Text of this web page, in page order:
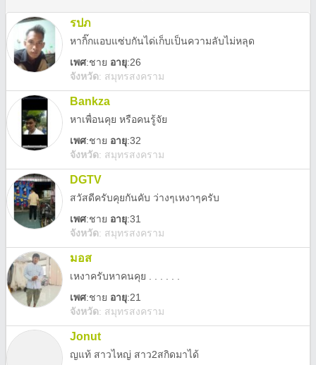
รปภ
หากิ๊กแอบแซ่บกันได่เก็บเป็นความลับไม่หลุด
เพศ:ชาย อายุ:26
จังหวัด: สมุทรสงคราม
Bankza
หาเพื่อนคุย หรือคนรู้จัย
เพศ:ชาย อายุ:32
จังหวัด: สมุทรสงคราม
DGTV
สวัสดีครับคุยกันคับ ว่างๆเหงาๆครับ
เพศ:ชาย อายุ:31
จังหวัด: สมุทรสงคราม
มอส
เหงาครับหาคนคุย . . . . . .
เพศ:ชาย อายุ:21
จังหวัด: สมุทรสงคราม
Jonut
ญแท้ สาวไหญ่ สาว2สกิดมาได้